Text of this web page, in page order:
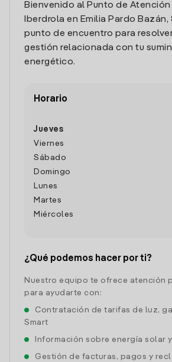
Bienvenido al Punto de Atención
Iberdrola en Emilia Pardo Bazán,
punto de encuentro para
gestión relacionada con tu
energético.
Horario
Jueves
Viernes
Sábado
Domingo
Lunes
Martes
Miércoles
¿Qué podemos hacer por ti?
Nuestro equipo te ofrece atención
para ayudarte con:
Contratación de tarifas de luz,
Smart
Información sobre energía solar
Gestión de facturas, pagos y